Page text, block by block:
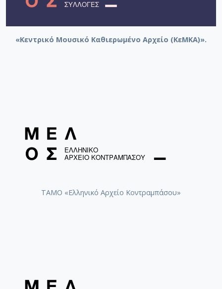
«Κεντρικό Μουσικό Καθιερωμένο Αρχείο (ΚεΜΚΑ)».
ΤΑΜΟ «Ελληνικό Αρχείο Κοντραμπάσου»